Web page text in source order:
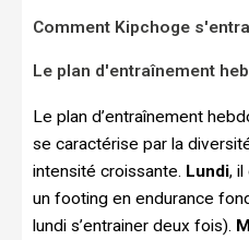
Comment Kipchoge
Le plan d'entraînement
Le plan d’entraînement
se caractérise par la
intensité croissante. Lundi,
un footing en endurance
lundi s’entrainer deux fois).